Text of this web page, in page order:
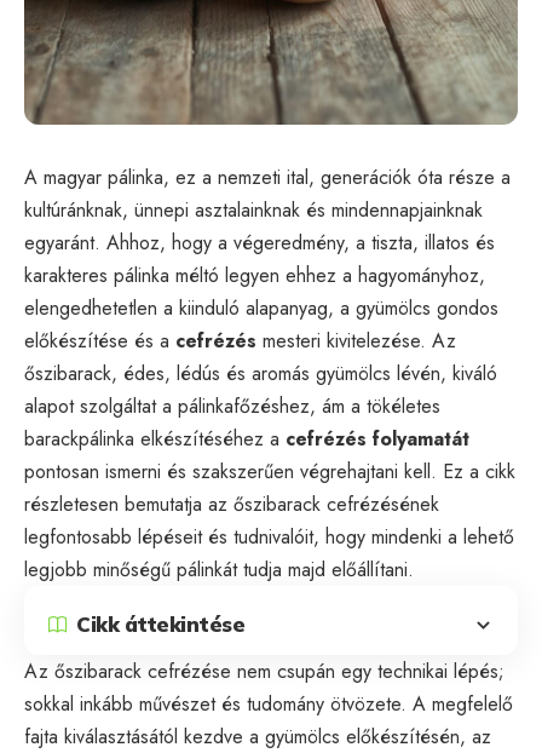
A magyar pálinka, ez a nemzeti ital, generációk óta része a
kultúránknak, ünnepi asztalainknak és mindennapjainknak
egyaránt. Ahhoz, hogy a végeredmény, a tiszta, illatos és
karakteres pálinka méltó legyen ehhez a hagyományhoz,
elengedhetetlen a kiinduló alapanyag, a gyümölcs gondos
előkészítése és a cefrézés mesteri kivitelezése. Az
őszibarack, édes, lédús és aromás gyümölcs lévén, kiváló
alapot szolgáltat a pálinkafőzéshez, ám a tökéletes
barackpálinka elkészítéséhez a cefrézés folyamatát
pontosan ismerni és szakszerűen végrehajtani kell. Ez a cikk
részletesen bemutatja az őszibarack cefrézésének
legfontosabb lépéseit és tudnivalóit, hogy mindenki a lehető
legjobb minőségű pálinkát tudja majd előállítani.
Cikk áttekintése
Az őszibarack cefrézése nem csupán egy technikai lépés;
sokkal inkább művészet és tudomány ötvözete. A megfelelő
fajta kiválasztásától kezdve a gyümölcs előkészítésén, az